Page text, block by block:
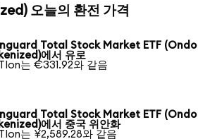
오늘의 환전 가격
Total Stock Market ETF (Ondo
에서 유로
는 €331.92와 같음
Total Stock Market ETF (Ondo
에서 중국 위안화
는 ¥2,589.28와 같음